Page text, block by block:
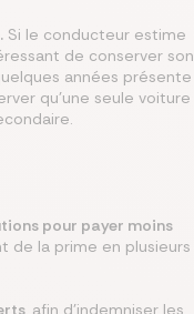
Si le conducteur estime
de conserver son
années présente
qu’une seule voiture
pour payer moins
de la prime en plusieurs
, afin d’indemniser les